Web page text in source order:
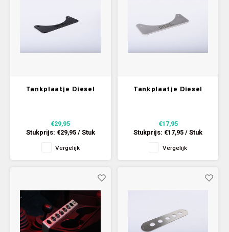
Tankplaatje Diesel
€29,95
Stukprijs: €29,95/Stuk
Vergelijk
Tankplaatje Diesel
€17,95
Stukprijs: €17,95/Stuk
Vergelijk